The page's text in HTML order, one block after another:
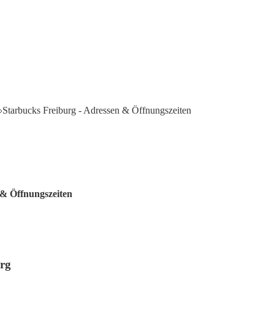
Starbucks Freiburg - Adressen & Öffnungszeiten
Öffnungszeiten